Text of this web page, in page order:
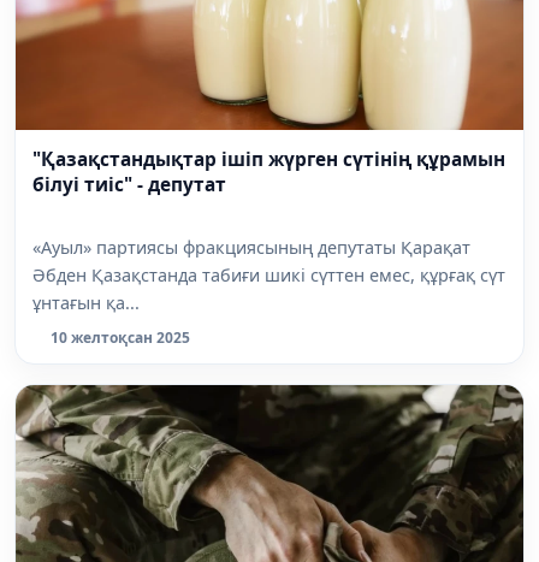
"Қазақстандықтар ішіп жүрген сүтінің құрамын
білуі тиіс" - депутат
«Ауыл» партиясы фракциясының депутаты Қарақат
Әбден Қазақстанда табиғи шикі сүттен емес, құрғақ сүт
ұнтағын қа...
10 желтоқсан 2025